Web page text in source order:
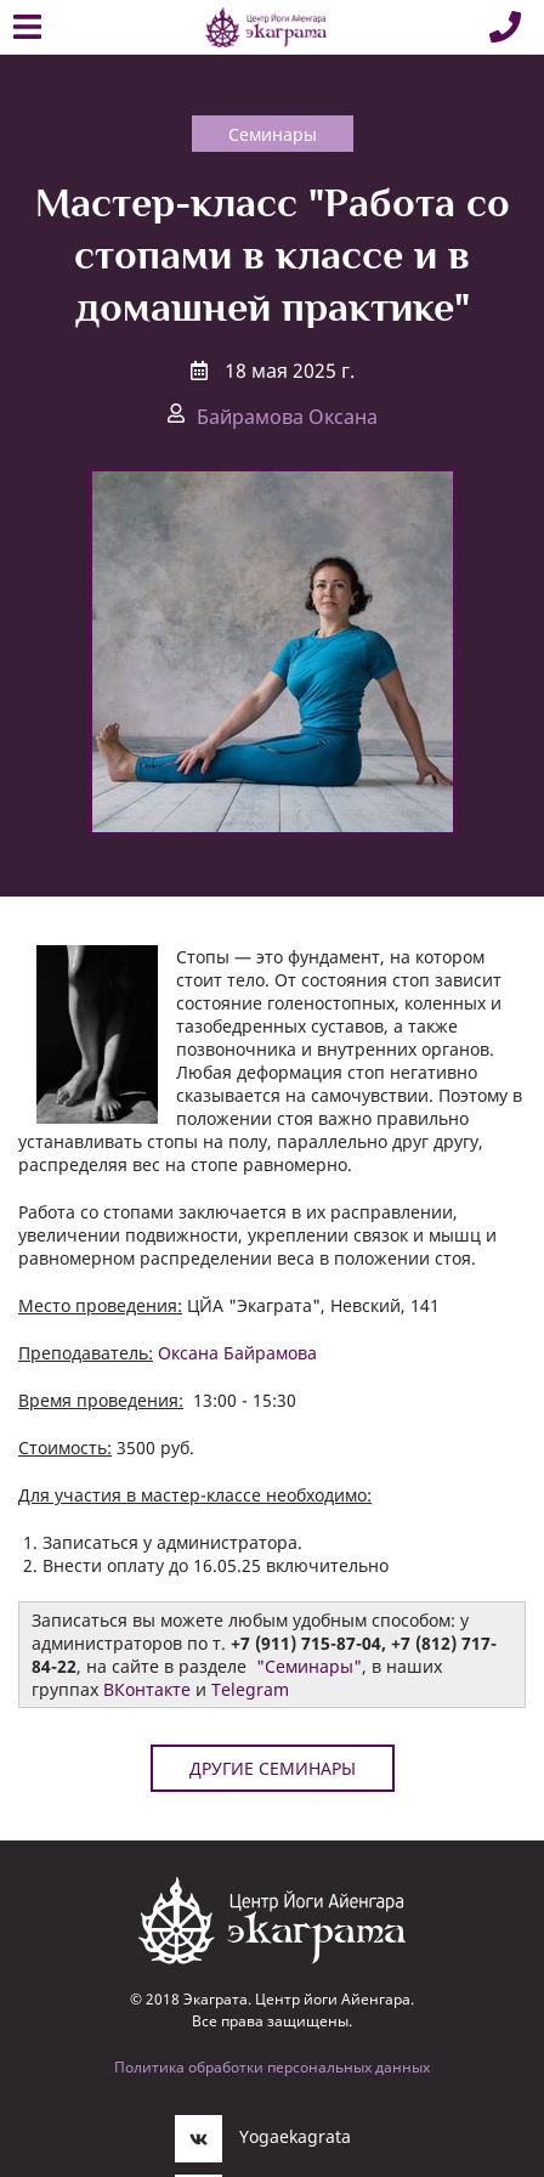
Семинары
Мастер-класс "Работа со
стопами в классе и в
домашней практике"
18 мая 2025 г.
Байрамова Оксана
Стопы — это фундамент, на котором
стоит тело. От состояния стоп зависит
состояние голеностопных, коленных и
тазобедренных суставов, а также
позвоночника и внутренних органов.
Любая деформация стоп негативно
сказывается на самочувствии. Поэтому в
положении стоя важно правильно
устанавливать стопы на полу, параллельно друг другу,
распределяя вес на стопе равномерно.
Работа со стопами заключается в их расправлении,
увеличении подвижности, укреплении связок и мышц и
равномерном распределении веса в положении стоя.
Место проведения: ЦЙА "Экаграта", Невский, 141
Преподаватель: Оксана Байрамова
Время проведения: 13:00 - 15:30
Стоимость: 3500 руб.
Для участия в мастер-классе необходимо:
Записаться у администратора.
Внести оплату до 16.05.25 включительно
Записаться вы можете любым удобным способом: у
администраторов по т. +7 (911) 715-87-04, +7 (812) 717-
84-22, на сайте в разделе "Семинары", в наших
группах ВКонтакте и Telegram
ДРУГИЕ СЕМИНАРЫ
© 2018 Экаграта. Центр йоги Айенгара.
Все права защищены.
Политика обработки персональных данных
Yogaekagrata